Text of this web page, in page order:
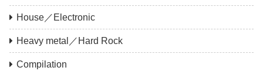
House／Electronic
Heavy metal／Hard Rock
Compilation